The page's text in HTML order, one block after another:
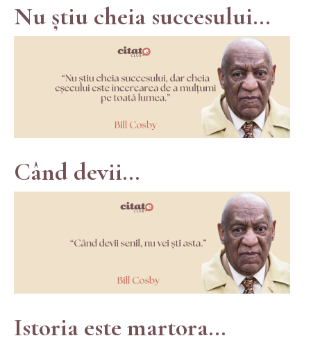
Nu știu cheia succesului...
Când devii...
Istoria este martora...